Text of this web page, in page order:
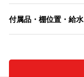
付属品・棚位置・給水